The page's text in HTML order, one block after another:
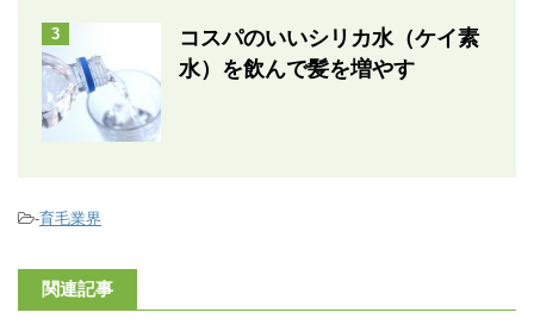
3
コスパのいいシリカ水（ケイ素
水）を飲んで髪を増やす
-育毛業界
関連記事